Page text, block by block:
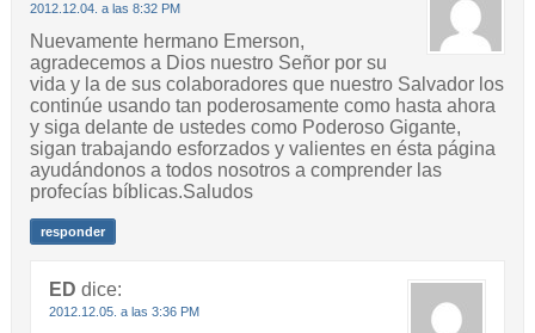
2012.12.04. a las 8:32 PM
Nuevamente hermano Emerson,
agradecemos a Dios nuestro Señor por su
vida y la de sus colaboradores que nuestro Salvador los
continúe usando tan poderosamente como hasta ahora
y siga delante de ustedes como Poderoso Gigante,
sigan trabajando esforzados y valientes en ésta página
ayudándonos a todos nosotros a comprender las
profecías bíblicas.Saludos
responder
ED dice:
2012.12.05. a las 3:36 PM